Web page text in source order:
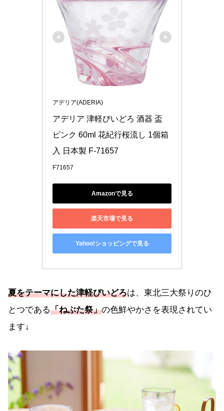
アデリア(ADERIA)
アデリア 津軽びいどろ 酒器 盃
ピンク 60ml 花紀行桜流し 1個箱
入 日本製 F-71657
F71657
Amazonで見る
楽天市場で見る
Yahoo!ショッピングで見る
夏をテーマにした津軽びいどろは、東北三大祭りのひ
とつである「ねぶた祭」の色鮮やかさを表現されてい
ます↓